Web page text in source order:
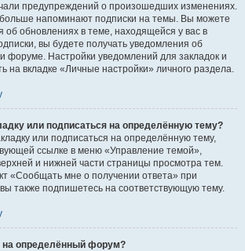
предупреждений о произошедших изменениях.
больше напоминают подписки на темы. Вы можете
об обновлениях в теме, находящейся у вас в
вы будете получать уведомления об
форуме. Настройки уведомлений для закладок и
на вкладке «Личные настройки» личного раздела.
или подписаться на определённую тему?
или подписаться на определённую тему,
ссылке в меню «Управление темой»,
и нижней части страницы просмотра тем.
«Сообщать мне о получении ответа» при
также подпишетесь на соответствующую тему.
на определённый форум?